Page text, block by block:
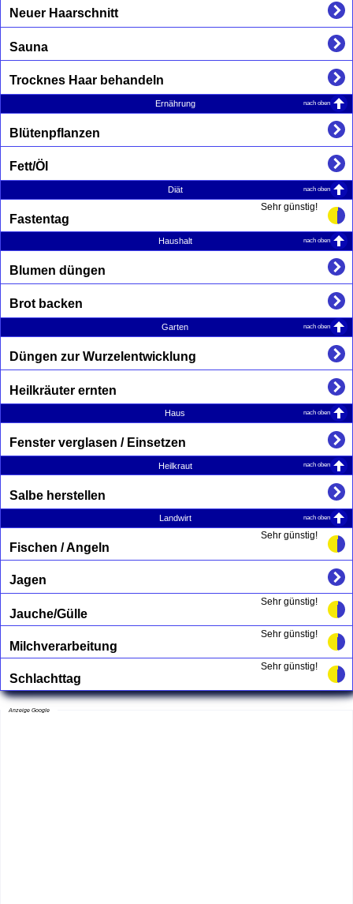
Neuer Haarschnitt
Sauna
Trocknes Haar behandeln
Ernährung nach oben
Blütenpflanzen
Fett/Öl
Diät nach oben
Sehr günstig!
Fastentag
Haushalt nach oben
Blumen düngen
Brot backen
Garten nach oben
Düngen zur Wurzelentwicklung
Heilkräuter ernten
Haus nach oben
Fenster verglasen / Einsetzen
Heilkraut nach oben
Salbe herstellen
Landwirt nach oben
Sehr günstig!
Fischen / Angeln
Jagen
Sehr günstig!
Jauche/Gülle
Sehr günstig!
Milchverarbeitung
Sehr günstig!
Schlachttag
Anzeige Google